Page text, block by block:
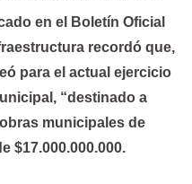
en el Boletín Oficial
recordó que,
para el actual ejercicio
“destinado a
municipales de
$17.000.000.000.